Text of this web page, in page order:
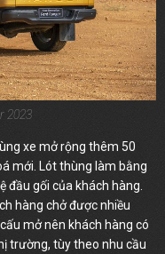
2023
xe mở rộng thêm 50
mới. Lót thùng làm bằng
đầu gối của khách hàng.
hàng chở được nhiều
mở nên khách hàng có
trường, tùy theo nhu cầu